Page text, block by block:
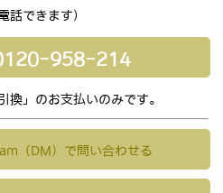
話できます)
958-214
」のお支払いのみです。
（DM）で問い合わせる